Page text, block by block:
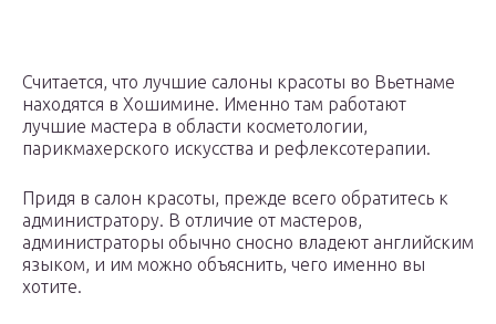
Считается, что лучшие салоны красоты во Вьетнаме
находятся в Хошимине. Именно там работают
лучшие мастера в области косметологии,
парикмахерского искусства и рефлексотерапии.
Придя в салон красоты, прежде всего обратитесь к
администратору. В отличие от мастеров,
администраторы обычно сносно владеют английским
языком, и им можно объяснить, чего именно вы
хотите.